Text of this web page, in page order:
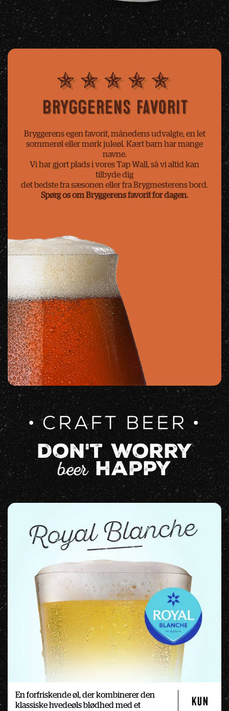
Bryggerens favorit
Bryggerens egen favorit, månedens udvalgte, en let
sommerøl eller mørk juleøl. Kært barn har mange
navne.
Vi har gjort plads i vores Tap Wall, så vi altid kan
tilbyde dig
det bedste fra sæsonen eller fra Brygmesterens bord.
Spørg os om Bryggerens favorit for dagen.
CRAFT BEER
don't worry
beerhappy
En forfriskende øl, der kombinerer den
klassiske hvedeøls blødhed med et
kun